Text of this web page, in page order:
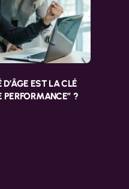
EST LA CLÉ
PERFORMANCE” ?